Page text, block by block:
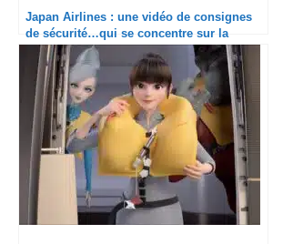
Japan Airlines : une vidéo de consignes
de sécurité…qui se concentre sur la
sécurité